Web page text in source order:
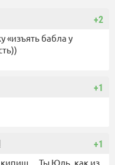
+2
«изъять бабла у
+1
+1
кипиш… Ты Юль, как из